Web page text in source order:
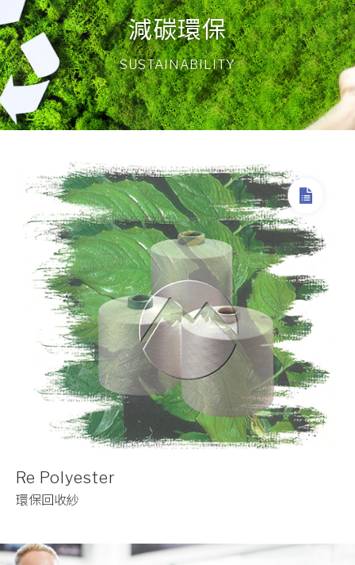
減碳環保
SUSTAINABILITY
Re Polyester
環保回收紗